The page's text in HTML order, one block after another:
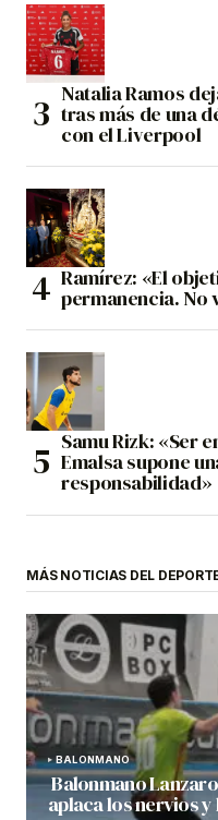
Natalia Ramos
tras más de una
con el Liverpool
Ramírez: «El
permanencia. No
Samu Rizk: «Ser
Emalsa supone
responsabilidad»
MÁS NOTICIAS DEL
BALONMANO
Balonmano
aplaca los nervios